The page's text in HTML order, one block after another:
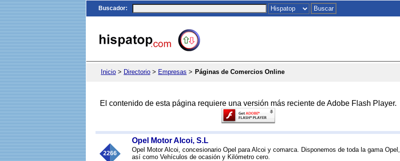
Buscador:
Inicio > Directorio > Empresas > Páginas de Comercios Online
El contenido de esta página requiere una versión más reciente de Adobe Flash Player.
2266
Opel Motor Alcoi, S.L
Opel Motor Alcoi, concesionario Opel para Alcoi y comarca. Disponemos de toda la gama Opel,
así como Vehículos de ocasión y Kilómetro cero.